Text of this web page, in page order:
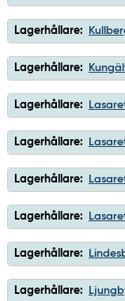
Lagerhållare:
Lagerhållare:
Lagerhållare:
Lagerhållare:
Lagerhållare:
Lagerhållare:
Lagerhållare:
Lagerhållare: